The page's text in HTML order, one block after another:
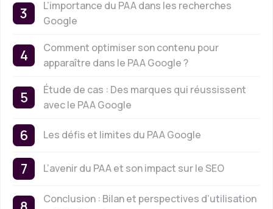
L’importance du PAA dans les recherches
Google
Comment optimiser son contenu pour
apparaître dans le PAA Google ?
Étude de cas : Des marques qui réussissent
avec le PAA Google
Les défis et limites du PAA Google
L’avenir du PAA et son impact sur le SEO
Conclusion : Bilan et perspectives d’utilisation